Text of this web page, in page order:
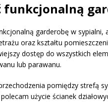
funkcjonalną
garderobę w
oraz kształtu
dostęp do wszystkich
lub parawanu.
pomiędzy strefą
użycie ścianek